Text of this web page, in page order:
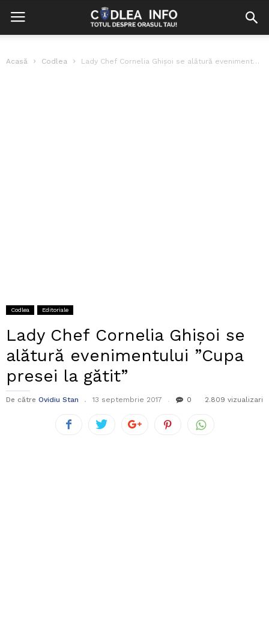
Acasă Codlea Lady Chef Cornelia Ghișoi se alătură evenimentului ”Cupa presei la gătit”
Codlea Editoriale
Lady Chef Cornelia Ghișoi se
alătură evenimentului ”Cupa
presei la gătit”
De către Ovidiu Stan 13 septembrie 2017 0 2.809 vizualizari